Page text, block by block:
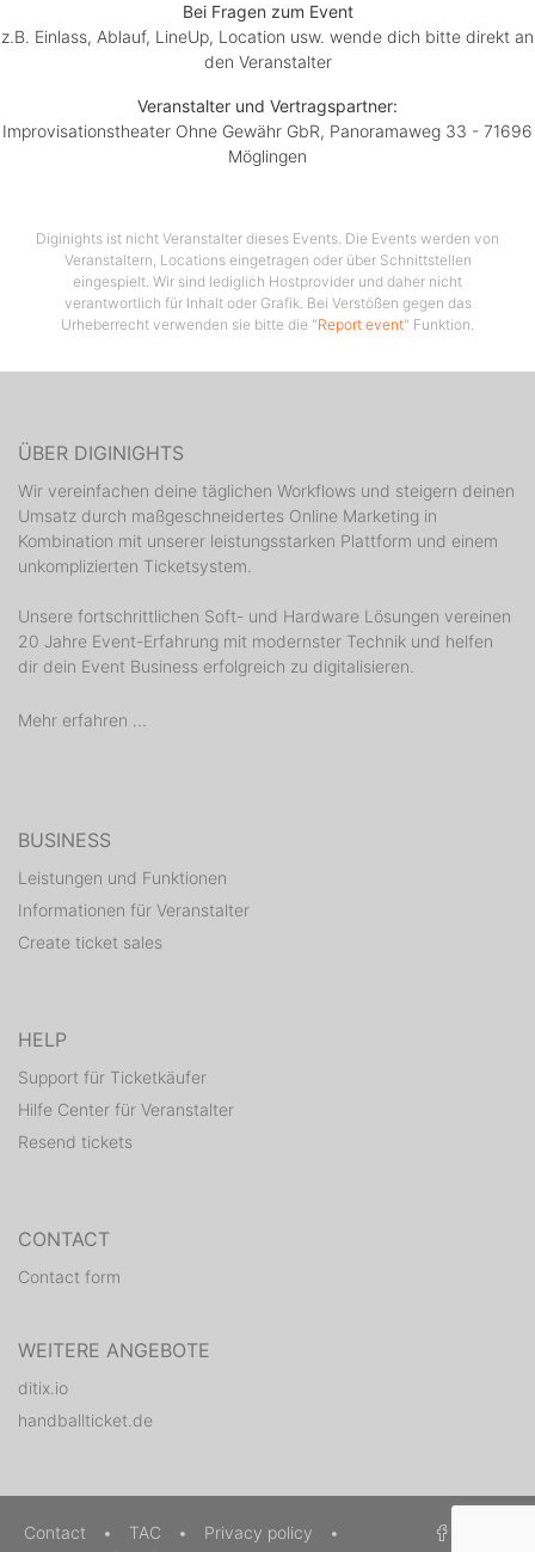
alles vertreten, und hängt alleine von den Wünschen
und Vorgaben des Publikums ab, die somit direkt am
einmaligen Situationen und rasanten Abenteuer auf der
Bühne entstehen, dass Publikum wird immer für seine
Vorgaben mit einem unvergesslichen und
Bei Fragen zum Event
z.B. Einlass, Ablauf, LineUp, Location usw. wende dich bitte direkt an
den Veranstalter
Veranstalter und Vertragspartner:
Improvisationstheater Ohne Gewähr GbR, Panoramaweg 33 - 71696
Möglingen
Diginights ist nicht Veranstalter dieses Events. Die Events werden von
Veranstaltern, Locations eingetragen oder über Schnittstellen
eingespielt. Wir sind lediglich Hostprovider und daher nicht
verantwortlich für Inhalt oder Grafik. Bei Verstößen gegen das
Urheberrecht verwenden sie bitte die "Report event" Funktion.
ÜBER DIGINIGHTS
Wir vereinfachen deine täglichen Workflows und steigern deinen
Umsatz durch maßgeschneidertes Online Marketing in
Kombination mit unserer leistungsstarken Plattform und einem
unkomplizierten Ticketsystem.
Unsere fortschrittlichen Soft- und Hardware Lösungen vereinen
20 Jahre Event-Erfahrung mit modernster Technik und helfen
dir dein Event Business erfolgreich zu digitalisieren.
Mehr erfahren ...
BUSINESS
Leistungen und Funktionen
Informationen für Veranstalter
Create ticket sales
HELP
Support für Ticketkäufer
Hilfe Center für Veranstalter
Resend tickets
CONTACT
Contact form
WEITERE ANGEBOTE
ditix.io
handballticket.de
Contact • TAC • Privacy policy
•